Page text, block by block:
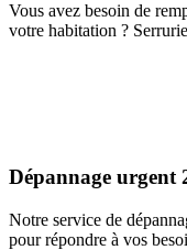
Vous avez besoin de
votre habitation ?
Dépannage urgent
Notre service de
pour répondre à vos